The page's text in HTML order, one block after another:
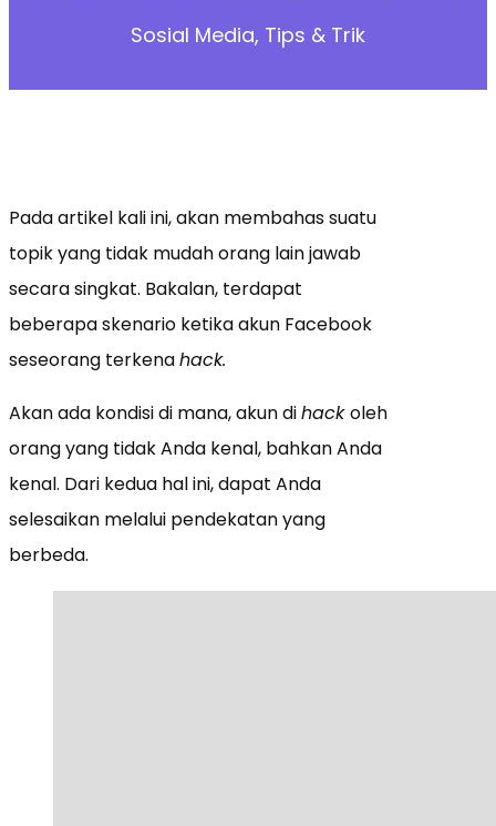
Sosial Media, Tips & Trik
Pada artikel kali ini, akan membahas suatu
topik yang tidak mudah orang lain jawab
secara singkat. Bakalan, terdapat
beberapa skenario ketika akun Facebook
seseorang terkenahack.
Akan ada kondisi di mana, akun dihack oleh
orang yang tidak Anda kenal, bahkan Anda
kenal. Dari kedua hal ini, dapat Anda
selesaikan melalui pendekatan yang
berbeda.